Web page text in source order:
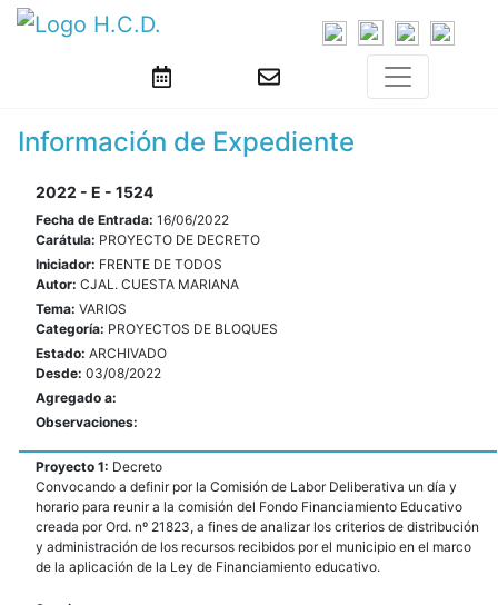
Información de Expediente
2022 - E - 1524
Fecha de Entrada: 16/06/2022
Carátula: PROYECTO DE DECRETO
Iniciador: FRENTE DE TODOS
Autor: CJAL. CUESTA MARIANA
Tema: VARIOS
Categoría: PROYECTOS DE BLOQUES
Estado: ARCHIVADO
Desde: 03/08/2022
Agregado a:
Observaciones:
Proyecto 1: Decreto
Convocando a definir por la Comisión de Labor Deliberativa un día y
horario para reunir a la comisión del Fondo Financiamiento Educativo
creada por Ord. nº 21823, a fines de analizar los criterios de distribución
y administración de los recursos recibidos por el municipio en el marco
de la aplicación de la Ley de Financiamiento educativo.